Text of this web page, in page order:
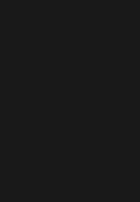
ventana)
ventana)